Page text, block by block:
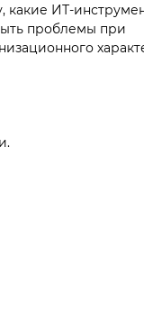
какие ИТ-
проблемы при